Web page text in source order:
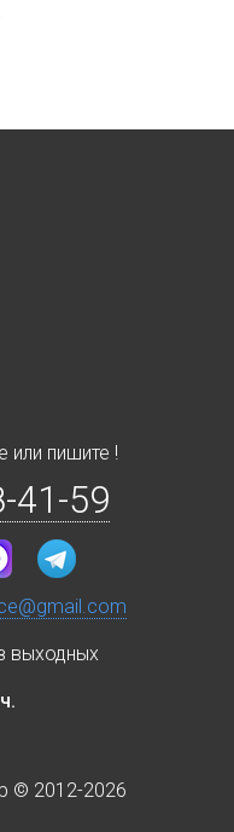
или пишите !
41-59
выходных
© 2012-2026